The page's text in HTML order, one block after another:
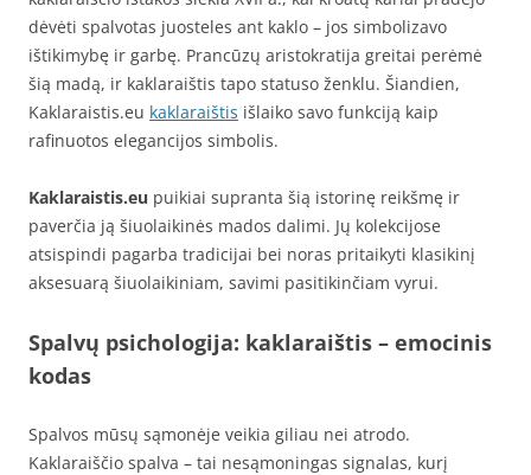
dėvėti spalvotas juosteles ant kaklo – jos simbolizavo
ištikimybę ir garbę. Prancūzų aristokratija greitai perėmė
šią madą, ir kaklaraištis tapo statuso ženklu. Šiandien,
Kaklaraistis.eu kaklaraištis išlaiko savo funkciją kaip
rafinuotos elegancijos simbolis.
Kaklaraistis.eu puikiai supranta šią istorinę reikšmę ir
paverčia ją šiuolaikinės mados dalimi. Jų kolekcijose
atsispindi pagarba tradicijai bei noras pritaikyti klasikinį
aksesuarą šiuolaikiniam, savimi pasitikinčiam vyrui.
Spalvų psichologija: kaklaraištis – emocinis
kodas
Spalvos mūsų sąmonėje veikia giliau nei atrodo.
Kaklaraiščio spalva – tai nesąmoningas signalas, kurį